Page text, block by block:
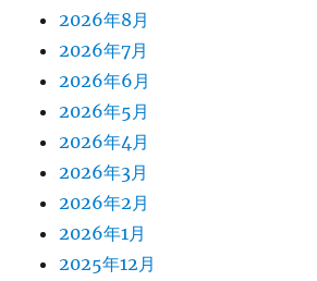
2026年8月
2026年7月
2026年6月
2026年5月
2026年4月
2026年3月
2026年2月
2026年1月
2025年12月